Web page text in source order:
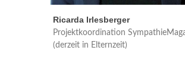
Ricarda Irlesberger
Projektkoordination
(derzeit in Elternzeit)